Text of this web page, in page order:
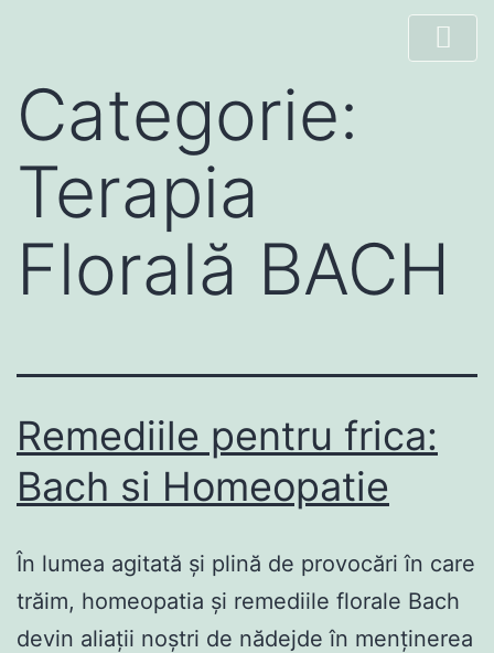
Categorie:
Terapia
Florală BACH
Remediile pentru frica:
Bach si Homeopatie
În lumea agitată și plină de provocări în care
trăim, homeopatia și remediile florale Bach
devin aliații noștri de nădejde în menținerea